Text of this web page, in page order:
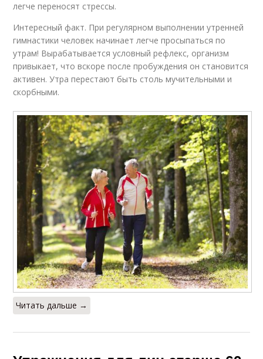
легче переносят стрессы.
Интересный факт. При регулярном выполнении утренней
гимнастики человек начинает легче просыпаться по
утрам! Вырабатывается условный рефлекс, организм
привыкает, что вскоре после пробуждения он становится
активен. Утра перестают быть столь мучительными и
скорбными.
Читать дальше →